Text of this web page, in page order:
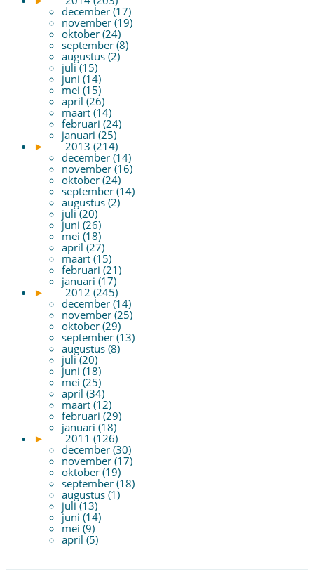
december (17)
november (19)
oktober (24)
september (8)
augustus (2)
juli (15)
juni (14)
mei (15)
april (26)
maart (14)
februari (24)
januari (25)
►
2013 (214)
december (14)
november (16)
oktober (24)
september (14)
augustus (2)
juli (20)
juni (26)
mei (18)
april (27)
maart (15)
februari (21)
januari (17)
►
2012 (245)
december (14)
november (25)
oktober (29)
september (13)
augustus (8)
juli (20)
juni (18)
mei (25)
april (34)
maart (12)
februari (29)
januari (18)
►
2011 (126)
december (30)
november (17)
oktober (19)
september (18)
augustus (1)
juli (13)
juni (14)
mei (9)
april (5)